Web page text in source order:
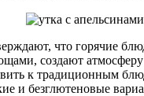
что горячие
создают
к традиционным
и безглютеновые